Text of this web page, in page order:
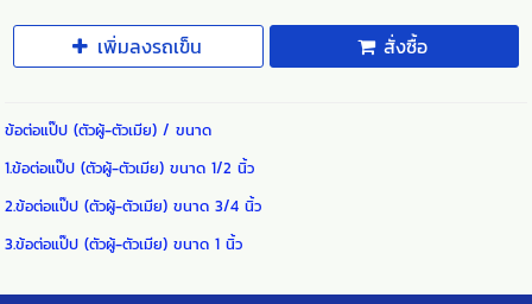
เพิ่มลงรถเข็น สั่งซื้อ
ข้อต่อแป๊ป (ตัวผู้-ตัวเมีย) / ขนาด
1.ข้อต่อแป๊ป (ตัวผู้-ตัวเมีย) ขนาด 1/2 นิ้ว
2.ข้อต่อแป๊ป (ตัวผู้-ตัวเมีย) ขนาด 3/4 นิ้ว
3.ข้อต่อแป๊ป (ตัวผู้-ตัวเมีย) ขนาด 1 นิ้ว